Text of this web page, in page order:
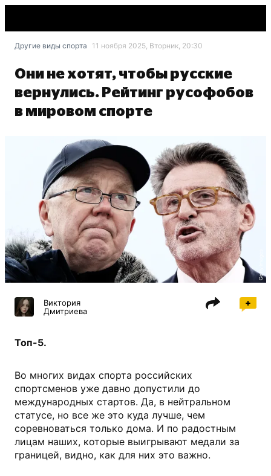
Другие виды спорта 11 ноября 2025, Вторник, 20:30
Они не хотят, чтобы русские
вернулись. Рейтинг русофобов
в мировом спорте
Getty Images
Виктория
Дмитриева
Топ-5.
Во многих видах спорта российских
спортсменов уже давно допустили до
международных стартов. Да, в нейтральном
статусе, но все же это куда лучше, чем
соревноваться только дома. И по радостным
лицам наших, которые выигрывают медали за
границей, видно, как для них это важно.